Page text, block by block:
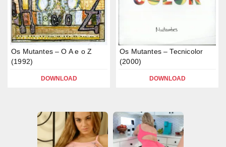
Os Mutantes – O A e o Z
(1992)
DOWNLOAD
Os Mutantes – Tecnicolor
(2000)
DOWNLOAD